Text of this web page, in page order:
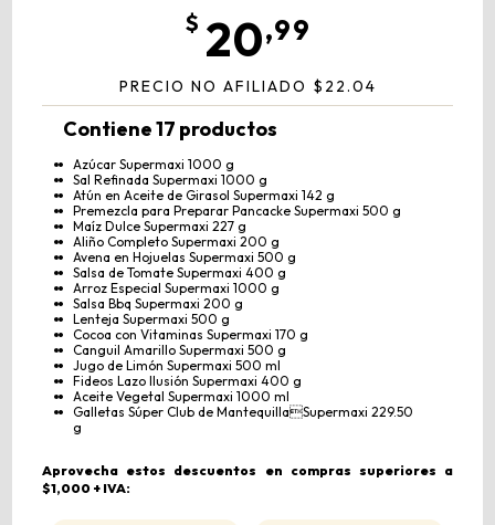
20,99
PRECIO NO AFILIADO $22.04
Contiene 17 productos
Azúcar Supermaxi 1000 g
Sal Refinada Supermaxi 1000 g
Atún en Aceite de Girasol Supermaxi 142 g
Premezcla para Preparar Pancacke Supermaxi 500 g
Maíz Dulce Supermaxi 227 g
Aliño Completo Supermaxi 200 g
Avena en Hojuelas Supermaxi 500 g
Salsa de Tomate Supermaxi 400 g
Arroz Especial Supermaxi 1000 g
Salsa Bbq Supermaxi 200 g
Lenteja Supermaxi 500 g
Cocoa con Vitaminas Supermaxi 170 g
Canguil Amarillo Supermaxi 500 g
Jugo de Limón Supermaxi 500 ml
Fideos Lazo Ilusión Supermaxi 400 g
Aceite Vegetal Supermaxi 1000 ml
Galletas Súper Club de MantequillaSupermaxi 229.50
g
Aprovecha estos descuentos en compras superiores a
$1,000 + IVA: